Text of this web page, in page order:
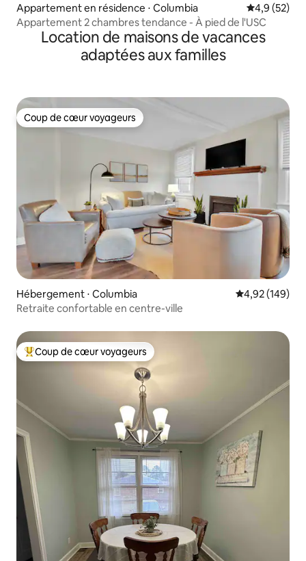
Appartement en résidence ⋅ Columbia Évaluation
4,9 (52)
Appartement 2 chambres tendance - À pied de l'USC
Location de maisons de vacances
adaptées aux familles
Coup de cœur voyageurs
Coup de cœur voyageurs
Hébergement ⋅ Columbia Évaluation
4,92 (149)
Retraite confortable en centre-ville
Coups de cœur voyageurs les plus appréciés
Coup de cœur voyageurs